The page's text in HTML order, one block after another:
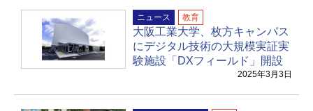
ニュース 教育
大阪工業大学、枚方キャンパス
にデジタル技術の大規模実証実
験施設「DXフィールド」開設
2025年3月3日